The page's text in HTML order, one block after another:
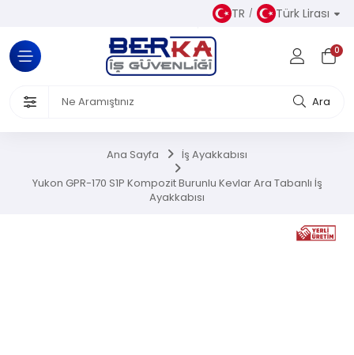
TR Türk Lirası
0
Ara
Kıyafetler
Ürünleri
Ana Sayfa İş Ayakkabısı
Yukon GPR-170 S1P Kompozit Burunlu Kevlar Ara Tabanlı İş
Ayakkabısı